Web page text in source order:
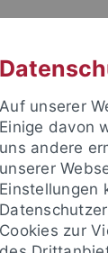
Auf unserer
Einige davon
uns andere
unserer
Einstellungen
Cookies zur